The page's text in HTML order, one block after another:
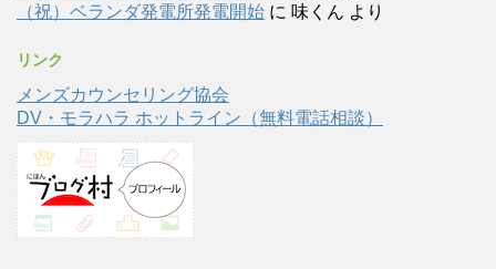
（祝）ベランダ発電所発電開始 に 味くん より
リンク
メンズカウンセリング協会
DV・モラハラ ホットライン（無料電話相談）